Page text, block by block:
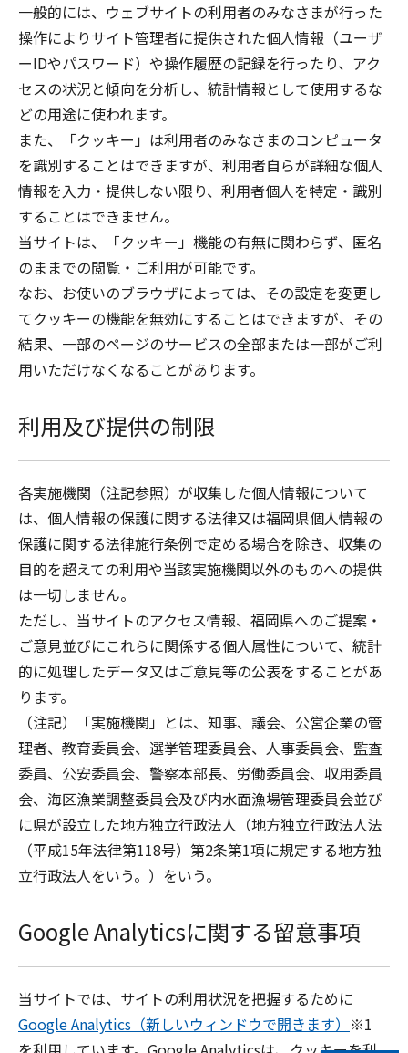
一般的には、ウェブサイトの利用者のみなさまが行った
操作によりサイト管理者に提供された個人情報（ユーザ
ーIDやパスワード）や操作履歴の記録を行ったり、アク
セスの状況と傾向を分析し、統計情報として使用するな
どの用途に使われます。
また、「クッキー」は利用者のみなさまのコンピュータ
を識別することはできますが、利用者自らが詳細な個人
情報を入力・提供しない限り、利用者個人を特定・識別
することはできません。
当サイトは、「クッキー」機能の有無に関わらず、匿名
のままでの閲覧・ご利用が可能です。
なお、お使いのブラウザによっては、その設定を変更し
てクッキーの機能を無効にすることはできますが、その
結果、一部のページのサービスの全部または一部がご利
用いただけなくなることがあります。
利用及び提供の制限
各実施機関（注記参照）が収集した個人情報について
は、個人情報の保護に関する法律又は福岡県個人情報の
保護に関する法律施行条例で定める場合を除き、収集の
目的を超えての利用や当該実施機関以外のものへの提供
は一切しません。
ただし、当サイトのアクセス情報、福岡県へのご提案・
ご意見並びにこれらに関係する個人属性について、統計
的に処理したデータ又はご意見等の公表をすることがあ
ります。
（注記）「実施機関」とは、知事、議会、公営企業の管
理者、教育委員会、選挙管理委員会、人事委員会、監査
委員、公安委員会、警察本部長、労働委員会、収用委員
会、海区漁業調整委員会及び内水面漁場管理委員会並び
に県が設立した地方独立行政法人（地方独立行政法人法
（平成15年法律第118号）第2条第1項に規定する地方独
立行政法人をいう。）をいう。
Google Analyticsに関する留意事項
当サイトでは、サイトの利用状況を把握するために
Google Analytics（新しいウィンドウで開きます） ※1